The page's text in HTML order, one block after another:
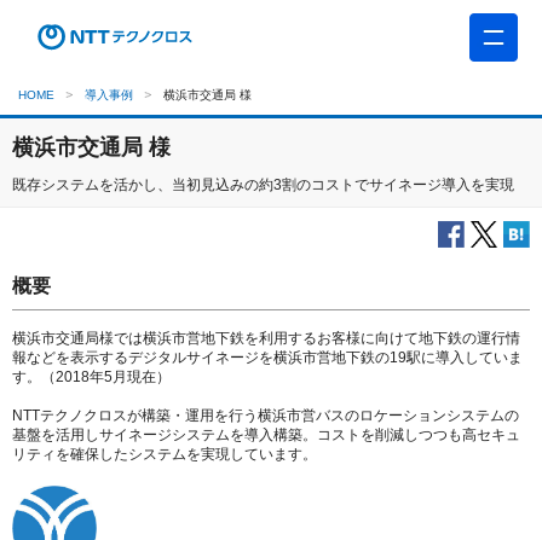
HOME 導入事例 横浜市交通局 様
横浜市交通局 様
既存システムを活かし、当初見込みの約3割のコストでサイネージ導入を実現
概要
横浜市交通局様では横浜市営地下鉄を利用するお客様に向けて地下鉄の運行情
報などを表示するデジタルサイネージを横浜市営地下鉄の19駅に導入していま
す。（2018年5月現在）
NTTテクノクロスが構築・運用を行う横浜市営バスのロケーションシステムの
基盤を活用しサイネージシステムを導入構築。コストを削減しつつも高セキュ
リティを確保したシステムを実現しています。